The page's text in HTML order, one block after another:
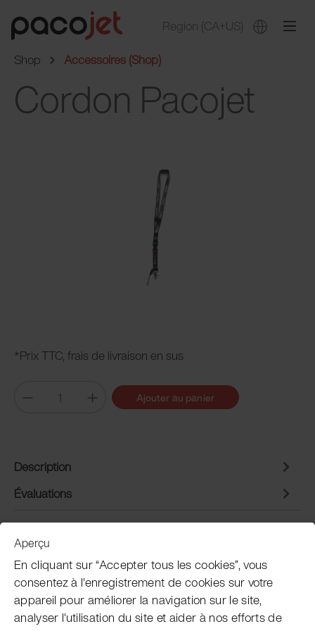
Region (CA+US)
Shop
Accessoires (Shop)
Cordon Pacojet
*Prix TTC, frais de livraison en sus
Ajouter au panier
Description
Évaluations
Service clientèle
Subscribe Pacojet Newsletter
Aperçu
En cliquant sur “Accepter tous les cookies”, vous
consentez à l'enregistrement de cookies sur votre
appareil pour améliorer la navigation sur le site,
analyser l'utilisation du site et aider à nos efforts de